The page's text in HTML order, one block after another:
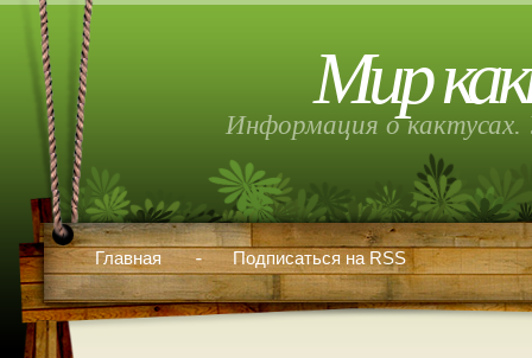
Мир
Информация о кактусах.
Главная Подписаться на RSS